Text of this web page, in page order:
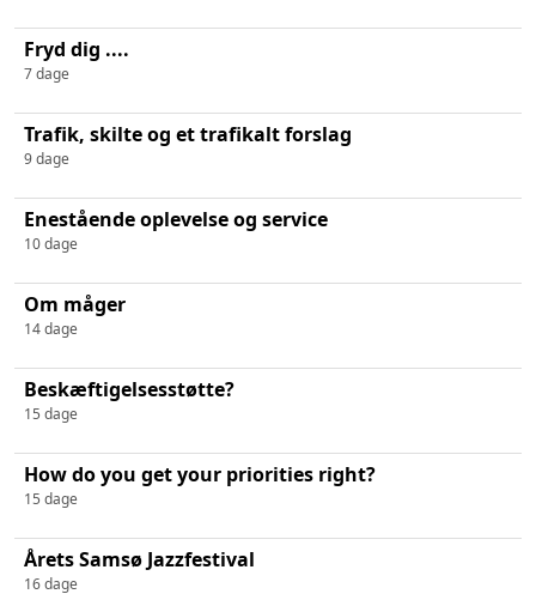
Fryd dig ....
7 dage
Trafik, skilte og et trafikalt forslag
9 dage
Enestående oplevelse og service
10 dage
Om måger
14 dage
Beskæftigelsesstøtte?
15 dage
How do you get your priorities right?
15 dage
Årets Samsø Jazzfestival
16 dage